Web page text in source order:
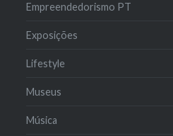
Empreendedorismo PT
Exposições
Lifestyle
Museus
Música